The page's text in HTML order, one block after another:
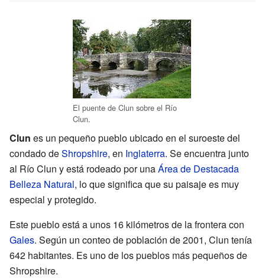
El puente de Clun sobre el Río
Clun.
Clun es un pequeño pueblo ubicado en el suroeste del
condado deShropshire, en Inglaterra. Se encuentra junto
al Río Clun y está rodeado por unaÁrea de Destacada
Belleza Natural, lo que significa que su paisaje es muy
especial y protegido.
Este pueblo está a unos 16 kilómetros de la frontera con
Gales. Según un conteo de población de 2001, Clun tenía
642 habitantes. Es uno de los pueblos más pequeños de
Shropshire.